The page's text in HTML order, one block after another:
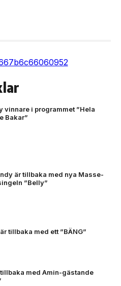
vinnare i programmet ”Hela
Bakar”
är tillbaka med nya Masse-
”Belly”
tillbaka med ett ”BÄNG”
med Amin-gästande